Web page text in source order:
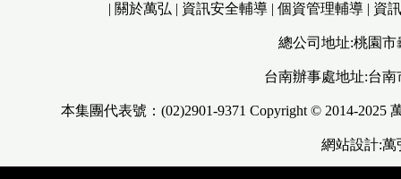
| 關於萬弘 | 資訊安全輔導 | 個資管理輔導 | 資
總公司地址:桃園市
台南辦事處地址:台
本集團代表號：(02)2901-9371 Copyright © 2014-2025
網站設計:萬